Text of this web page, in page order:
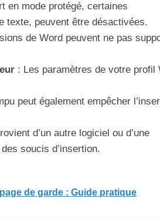
en mode protégé, certaines
texte, peuvent être désactivées.
de Word peuvent ne pas
: Les paramètres de votre profil
peut également empêcher
d’un autre logiciel ou d’une
soucis d’insertion.
de garde : Guide pratique